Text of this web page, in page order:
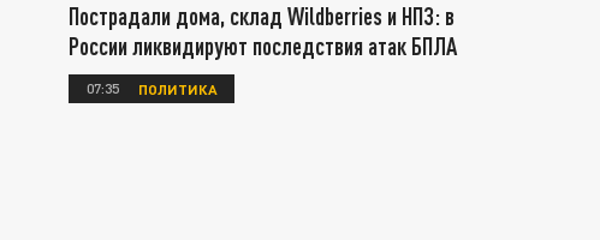
Пострадали дома, склад Wildberries и НПЗ: в
России ликвидируют последствия атак БПЛА
07:35 ПОЛИТИКА